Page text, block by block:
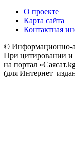
О проекте
Карта сайта
Контактная
© Информационно-
При цитировании и
на портал
(для